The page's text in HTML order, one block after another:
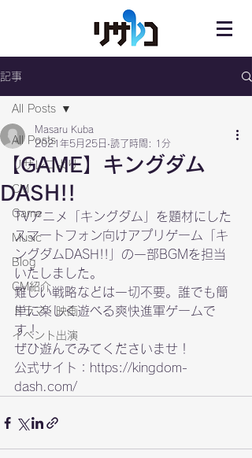
記事
All Posts
リサレコより
CM
Game
Music
Blog
CM紹介
ドラマ・映画
イベント出演
All Posts
【GAME】キングダム
DASH!!
Masaru Kuba
2021年5月25日 読了時間: 1分
TVアニメ「キングダム」を題材にした
スマートフォン向けアプリゲーム「キ
ングダムDASH!!」の一部BGMを担当
いたしました。
難しい戦略などは一切不要。誰でも簡
単に楽しく遊べる爽快進軍ゲームで
す！
ぜひ遊んでみてくださいませ！
公式サイト： https://kingdom-
dash.com/